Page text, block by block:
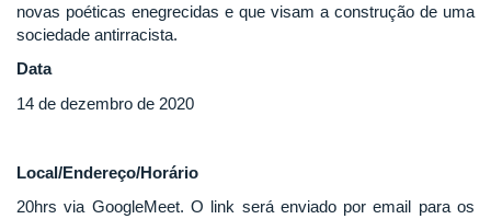
novas poéticas enegrecidas e que visam a construção de uma
sociedade antirracista.
Data
14 de dezembro de 2020
Local/Endereço/Horário
20hrs via GoogleMeet. O link será enviado por email para os